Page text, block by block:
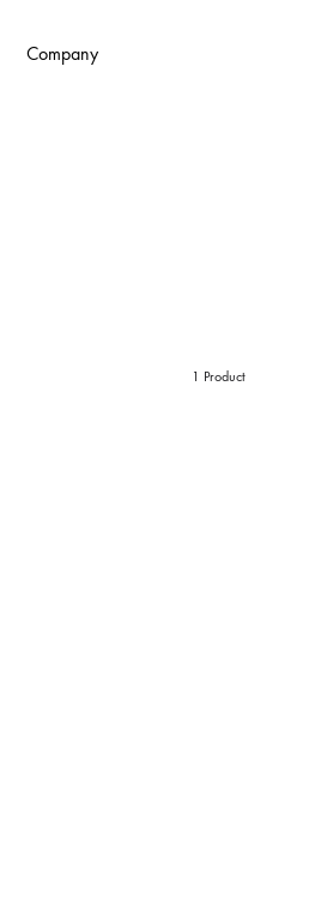
Company
1 Product